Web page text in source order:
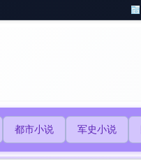
都市小说 军史小说